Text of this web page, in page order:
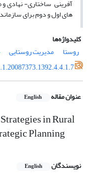
آفرینی ساختاری- نهادی
های اول و دوم برای
کلیدواژه‌ها
روستا
مدیریت روستایی
عنوان مقاله English
in Rural
Planning
نویسندگان English